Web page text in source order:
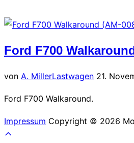
Ford F700
von A. MillerLastwagen 21.
Ford F700 Walkaround.
Impressum Copyright © 2026